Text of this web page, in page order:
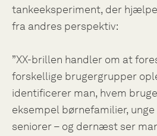
tankeeksperiment, der
fra andres perspektiv:
”XX-brillen handler om at
forskellige brugergrupper
identificerer man, hvem
eksempel børnefamilier,
seniorer – og dernæst ser